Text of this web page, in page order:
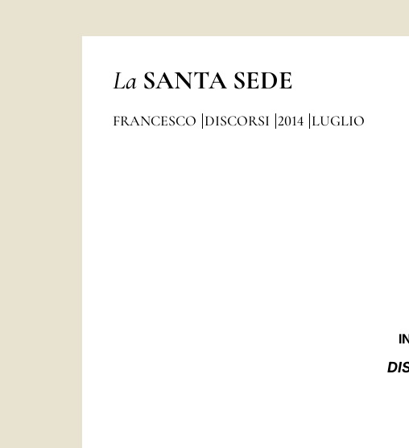
La SANTA SEDE
FRANCESCO DISCORSI 2014 LUGLIO